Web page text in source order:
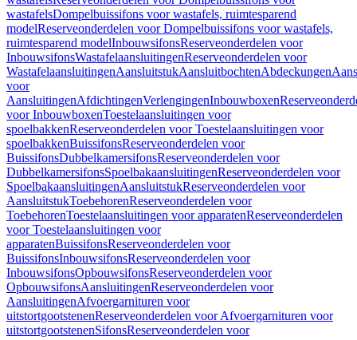
wastafelsDompelbuissifons voor wastafels, ruimtesparend
modelReserveonderdelen voor Dompelbuissifons voor wastafels,
ruimtesparend modelInbouwsifonsReserveonderdelen voor
InbouwsifonsWastafelaansluitingenReserveonderdelen voor
WastafelaansluitingenAansluitstukAansluitbochtenAbdeckungen
voor
AansluitingenAfdichtingenVerlengingenInbouwboxen
voor InbouwboxenToestelaansluitingen voor
spoelbakkenReserveonderdelen voor Toestelaansluitingen voor
spoelbakkenBuissifonsReserveonderdelen voor
BuissifonsDubbelkamersifonsReserveonderdelen voor
DubbelkamersifonsSpoelbakaansluitingenReserveonderdelen voor
SpoelbakaansluitingenAansluitstukReserveonderdelen voor
AansluitstukToebehorenReserveonderdelen voor
ToebehorenToestelaansluitingen voor apparatenReserveonderdelen
voor Toestelaansluitingen voor
apparatenBuissifonsReserveonderdelen voor
BuissifonsInbouwsifonsReserveonderdelen voor
InbouwsifonsOpbouwsifonsReserveonderdelen voor
OpbouwsifonsAansluitingenReserveonderdelen voor
AansluitingenAfvoergarnituren voor
uitstortgootstenenReserveonderdelen voor Afvoergarnituren voor
uitstortgootstenenSifonsReserveonderdelen voor